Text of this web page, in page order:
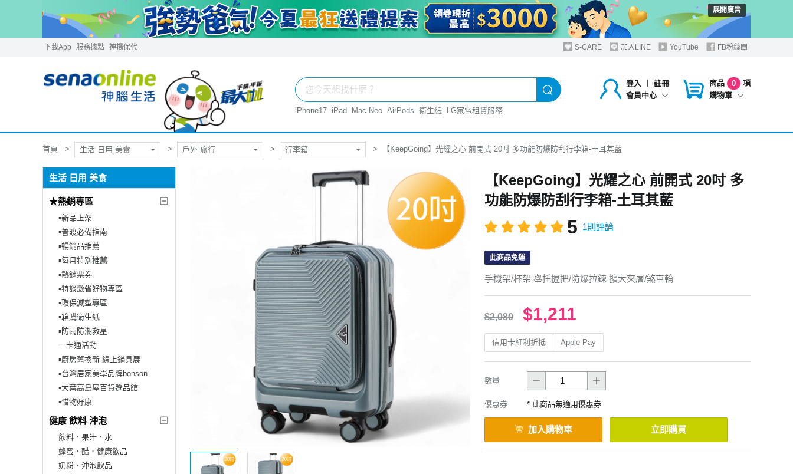
展開廣告
下載App 服務據點 神揚保代 S-CARE 加入LINE YouTube FB粉絲團
登入 ︱
註冊
會員中心
商品 0
項
購物車
iPhone17 iPad Mac Neo AirPods 衛生紙 LG家電租賃服務
首頁 生活 日用 美食 戶外 旅行 行李箱 【KeepGoing】光耀之心 前開式 20吋 多功能防爆防刮行李箱-土耳其藍
生活 日用 美食
★熱銷專區
▪︎新品上架
▪︎普渡必備指南
▪︎暢銷品推薦
▪︎每月特別推薦
▪︎熱銷票券
▪︎特談激省好物專區
▪︎環保減塑專區
▪︎箱購衛生紙
▪︎防雨防潮救星
一卡通活動
▪︎廚房舊換新 線上鍋具展
▪︎台灣居家美學品牌bonson
▪︎大葉高島屋百貨選品館
▪︎惜物好康
健康 飲料 沖泡
飲料．果汁．水
蜂蜜．醋．健康飲品
奶粉．沖泡飲品
【KeepGoing】光耀之心 前開式 20吋 多
功能防爆防刮行李箱-土耳其藍
5 1則評論
此商品免運
手機架/杯架 舉托握把/防爆拉鍊 擴大夾層/煞車輪
$2,080 $1,211
信用卡紅利折抵 Apple Pay
數量
優惠券 * 此商品無適用優惠券
加入購物車 立即購買